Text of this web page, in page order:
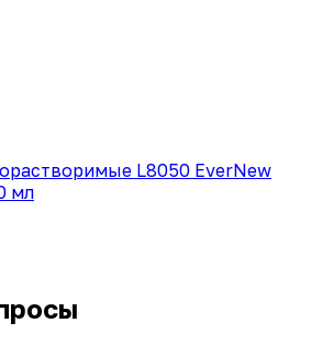
L8050 EverNew
мл